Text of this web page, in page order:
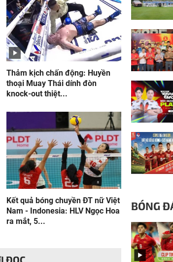
Thảm kịch chấn động: Huyền
thoại Muay Thái dính đòn
knock-out thiệt...
Kết quả bóng chuyền ĐT nữ Việt
Nam - Indonesia: HLV Ngọc Hoa
ra mắt, 5...
ĐỌC
BÓNG